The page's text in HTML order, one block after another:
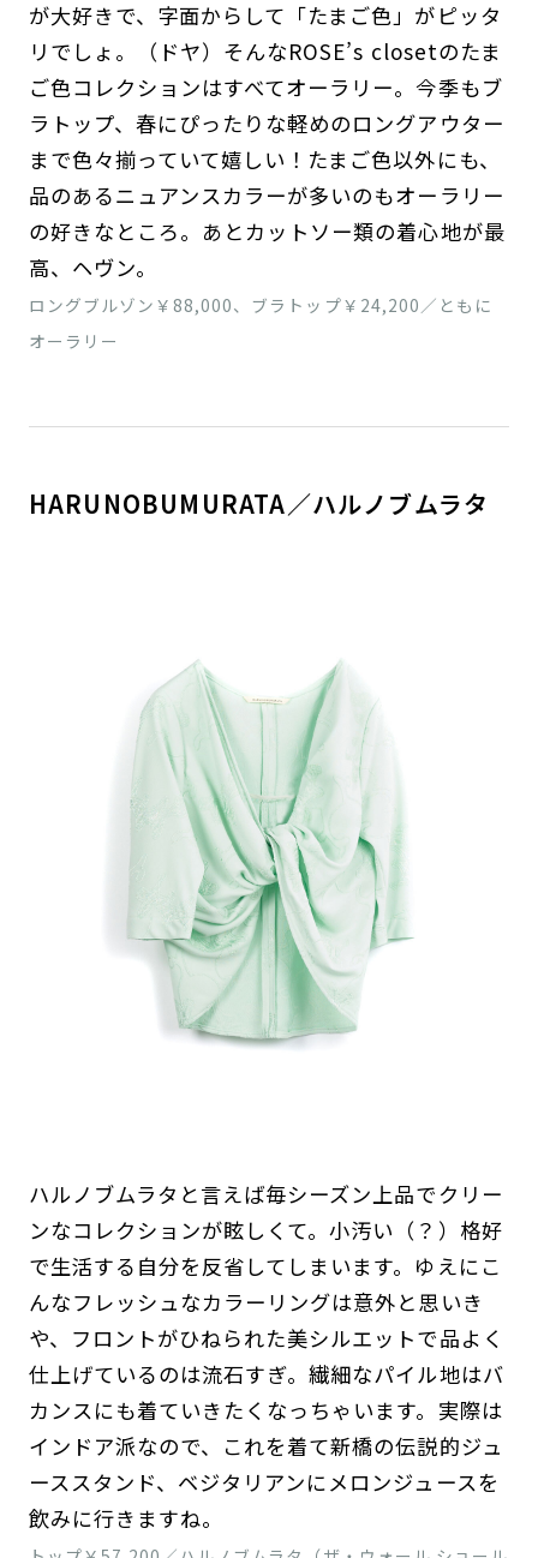
が大好きで、字面からして「たまご色」がピッタ
リでしょ。（ドヤ）そんなROSE’s closetのたま
ご色コレクションはすべてオーラリー。今季もブ
ラトップ、春にぴったりな軽めのロングアウター
まで色々揃っていて嬉しい！たまご色以外にも、
品のあるニュアンスカラーが多いのもオーラリー
の好きなところ。あとカットソー類の着心地が最
高、ヘヴン。
ロングブルゾン￥88,000、ブラトップ￥24,200／ともに
オーラリー
HARUNOBUMURATA／ハルノブムラタ
ハルノブムラタと言えば毎シーズン上品でクリー
ンなコレクションが眩しくて。小汚い（？）格好
で生活する自分を反省してしまいます。ゆえにこ
んなフレッシュなカラーリングは意外と思いき
や、フロントがひねられた美シルエットで品よく
仕上げているのは流石すぎ。繊細なパイル地はバ
カンスにも着ていきたくなっちゃいます。実際は
インドア派なので、これを着て新橋の伝説的ジュ
ーススタンド、ベジタリアンにメロンジュースを
飲みに行きますね。